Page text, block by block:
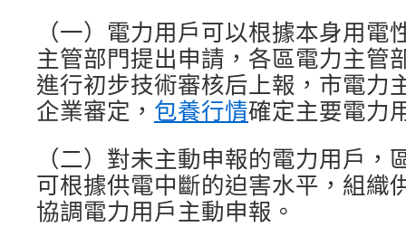
（一）電力用戶可以根據本身用電
主管部門提出申請，各區電力主管
進行初步技術審核后上報，市電力
企業審定， 包養行情確定主要電力
（二）對未主動申報的電力用戶，
可根據供電中斷的迫害水平，組織
協調電力用戶主動申報。